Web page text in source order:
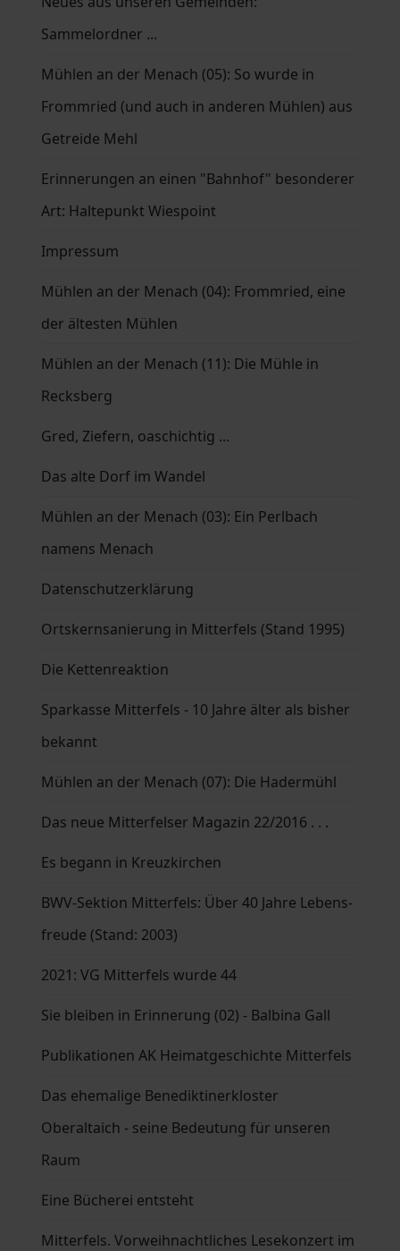
Sammelordner ...
Mühlen an der Menach (05): So wurde in
Frommried (und auch in anderen Mühlen) aus
Getreide Mehl
Erinnerungen an einen "Bahnhof" besonderer
Art: Haltepunkt Wiespoint
Impressum
Mühlen an der Menach (04): Frommried, eine
der ältesten Mühlen
Mühlen an der Menach (11): Die Mühle in
Recksberg
Gred, Ziefern, oaschichtig ...
Das alte Dorf im Wandel
Mühlen an der Menach (03): Ein Perlbach
namens Menach
Datenschutzerklärung
Ortskernsanierung in Mitterfels (Stand 1995)
Die Kettenreaktion
Sparkasse Mitterfels - 10 Jahre älter als bisher
bekannt
Mühlen an der Menach (07): Die Hadermühl
Das neue Mitterfelser Magazin 22/2016 . . .
Es begann in Kreuzkirchen
BWV-Sektion Mitterfels: Über 40 Jahre Lebens-
freude (Stand: 2003)
2021: VG Mitterfels wurde 44
Sie bleiben in Erinnerung (02) - Balbina Gall
Publikationen AK Heimatgeschichte Mitterfels
Das ehemalige Benediktinerkloster
Oberaltaich - seine Bedeutung für unseren
Raum
Eine Bücherei entsteht
Mitterfels. Vorweihnachtliches Lesekonzert im